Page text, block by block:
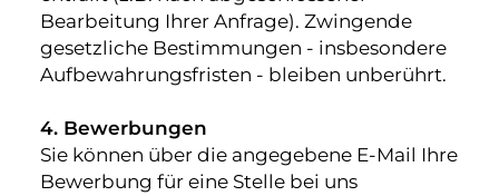
Bearbeitung Ihrer Anfrage). Zwingende
gesetzliche Bestimmungen - insbesondere
Aufbewahrungsfristen - bleiben unberührt.
4. Bewerbungen
Sie können über die angegebene E-Mail Ihre
Bewerbung für eine Stelle bei uns